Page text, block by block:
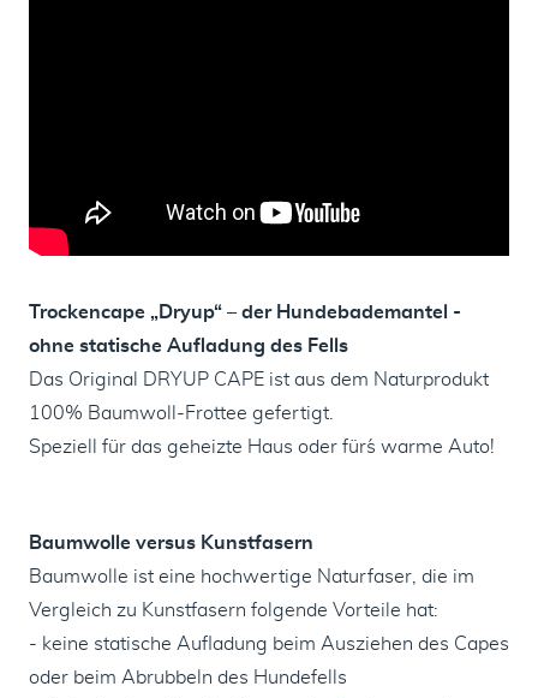
Trockencape „Dryup“ – der Hundebademantel -
ohne statische Aufladung des Fells
Das Original DRYUP CAPE ist aus dem Naturprodukt
100% Baumwoll-Frottee gefertigt.
Speziell für das geheizte Haus oder für´s warme Auto!
Baumwolle versus Kunstfasern
Baumwolle ist eine hochwertige Naturfaser, die im
Vergleich zu Kunstfasern folgende Vorteile hat:
- keine statische Aufladung beim Ausziehen des Capes
oder beim Abrubbeln des Hundefells